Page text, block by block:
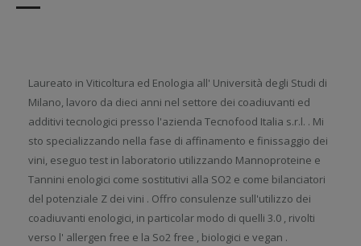
Laureato in Viticoltura ed Enologia all' Università degli Studi di
Milano, lavoro da dieci anni nel settore dei coadiuvanti ed
additivi tecnologici presso l'azienda Tecnofood Italia s.r.l. . Mi
sto specializzando nella fase di affinamento e finissaggio dei
vini, eseguo test in laboratorio utilizzando Mannoproteine e
Tannini enologici come sostitutivi alla SO2 e come bilanciatori
del potenziale Z dei vini . Offro consulenze sull'utilizzo dei
coadiuvanti enologici, in particolar modo di quelli 3.0 , rivolti
verso l' allergen free e la So2 free , biologici e vegan .